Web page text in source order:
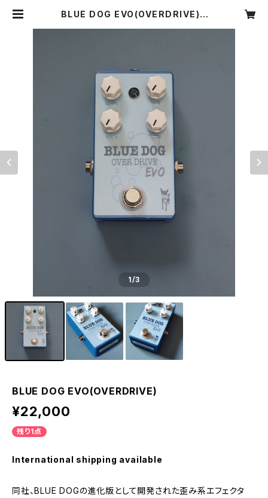
BLUE DOG EVO(OVERDRIVE) |
1/3
BLUE DOG EVO(OVERDRIVE)
¥22,000
残り1点
International shipping available
同社、BLUE DOGの進化版として開発された歪み系エフェクタ